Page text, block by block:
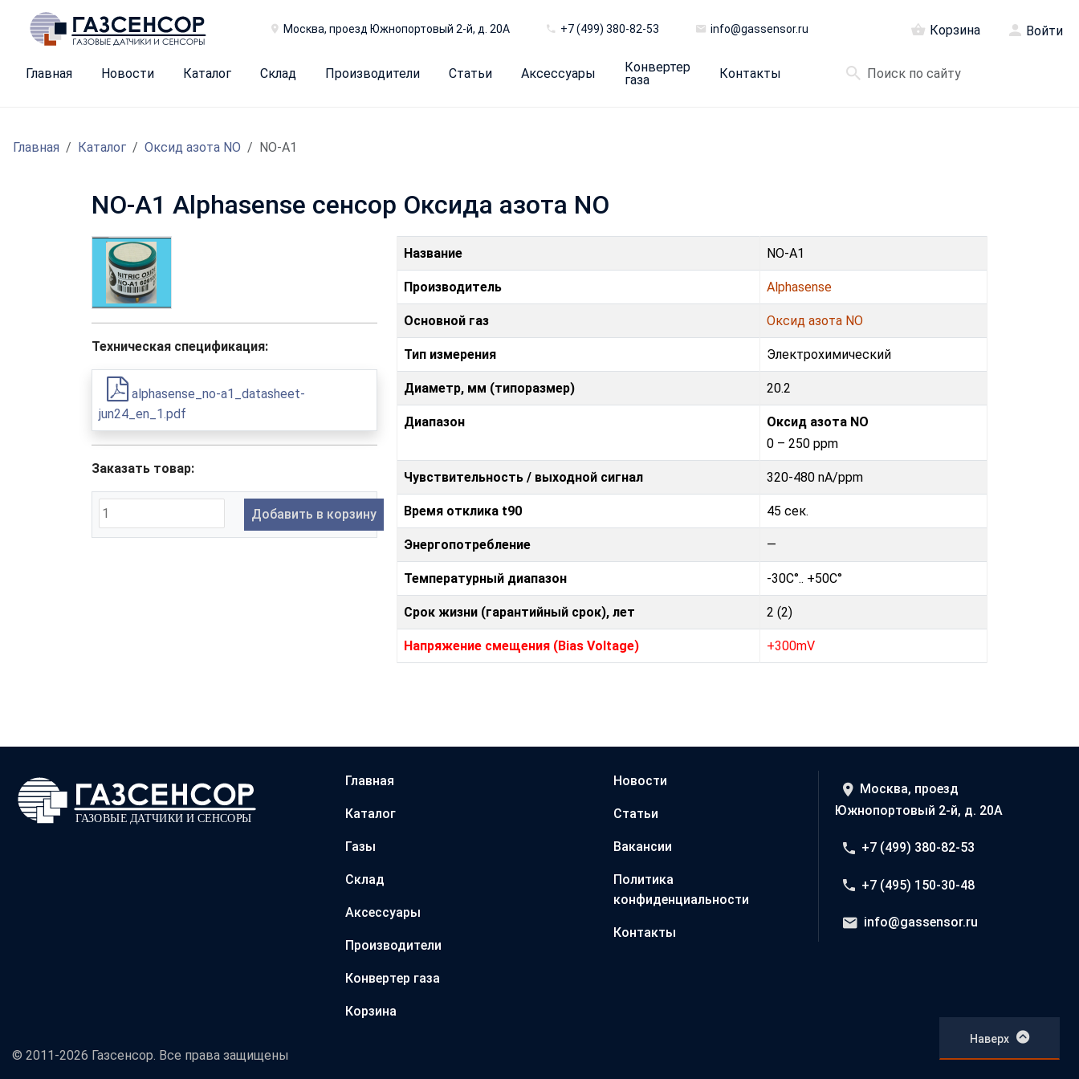
Москва, проезд Южнопортовый 2-й, д. 20А +7 (499) 380-82-53 info@gassensor.ru Корзина Войти
Главная Новости Каталог Склад Производители Статьи Аксессуары
Конвертер
газа
Контакты
Главная Каталог Оксид азота NO NO-A1
NO-A1 Alphasense сенсор Оксида азота NO
Техническая спецификация:
alphasense_no-a1_datasheet-
jun24_en_1.pdf
Заказать товар:
Добавить в корзину
Название NO-A1
Производитель Alphasense
Основной газ Оксид азота NO
Тип измерения Электрохимический
Диаметр, мм (типоразмер) 20.2
Диапазон
Оксид азота NO
0 – 250 ppm
Чувствительность / выходной сигнал 320-480 nA/ppm
Время отклика t90 45 сек.
Энергопотребление —
Температурный диапазон -30C°.. +50C°
Срок жизни (гарантийный срок), лет 2 (2)
Напряжение смещения (Bias Voltage) +300mV
Главная
Каталог
Газы
Склад
Аксессуары
Производители
Конвертер газа
Корзина
Новости
Статьи
Вакансии
Политика
конфиденциальности
Контакты
Москва, проезд
Южнопортовый 2-й, д. 20А
+7 (499) 380-82-53
+7 (495) 150-30-48
info@gassensor.ru
© 2011-2026 Газсенсор. Все права защищены
Наверх